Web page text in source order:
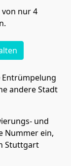
nur 4
Entrümpelung
andere Stadt
und
Nummer ein,
Stuttgart